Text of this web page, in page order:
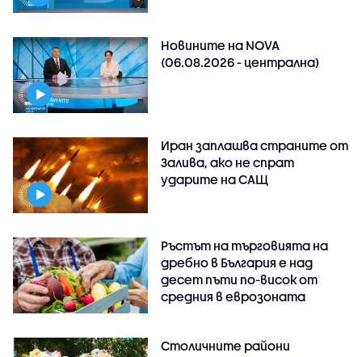
Новините на NOVA
(06.08.2026 - централна)
Иран заплашва страните от
Залива, ако не спрат
ударите на САЩ
Ръстът на търговията на
дребно в България е над
десет пъти по-висок от
средния в еврозоната
Столичните райони